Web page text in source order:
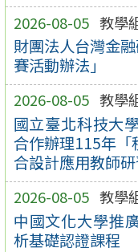
2026-08-05 教學
財團法人台灣金
賽活動辦法」
2026-08-05 教學
國立臺北科技大
合作辦理115年「
合設計應用教師
2026-08-05 教學
中國文化大學推
析基礎認證課程